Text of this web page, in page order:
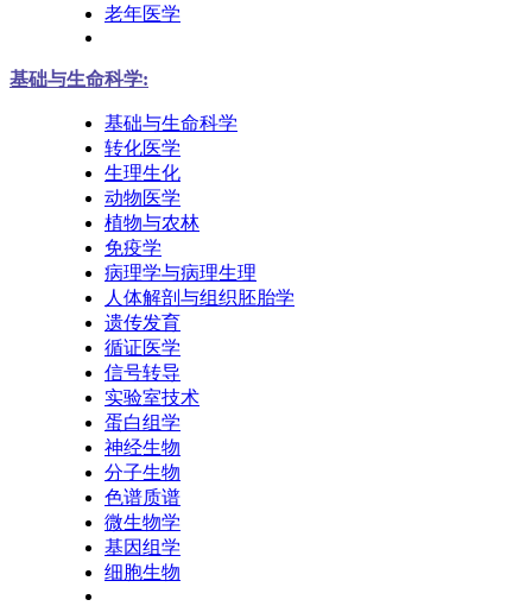
老年医学
基础与生命科学:
基础与生命科学
转化医学
生理生化
动物医学
植物与农林
免疫学
病理学与病理生理
人体解剖与组织胚胎学
遗传发育
循证医学
信号转导
实验室技术
蛋白组学
神经生物
分子生物
色谱质谱
微生物学
基因组学
细胞生物